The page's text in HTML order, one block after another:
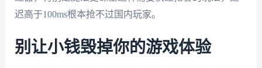
迟高于100ms根本抢不过国内玩家。
别让小钱毁掉你的游戏体验